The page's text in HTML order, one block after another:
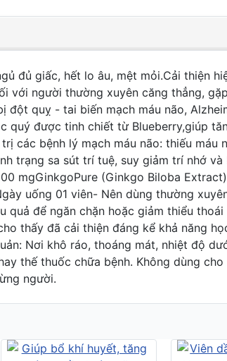
đủ giấc, hết lo âu, mệt mỏi.Cải thiện
với người thường xuyên căng thẳng,
quỵ - tai biến mạch máu não,
quý được tinh chiết từ Blueberry,giúp
các bệnh lý mạch máu não: thiếu máu
trạng sa sút trí tuệ, suy giảm trí nhớ
mgGinkgoPure (Ginkgo Biloba
uống 01 viên- Nên dùng thường
để ngăn chặn hoặc giảm thiểu
thấy đã cải thiện đáng kể khả năng
Nơi khô ráo, thoáng mát, nhiệt độ
thế thuốc chữa bệnh. Không dùng
người.